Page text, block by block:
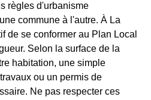
règles d'urbanisme
commune à l'autre. À La
de se conformer au Plan Local
Selon la surface de la
habitation, une simple
ou un permis de
Ne pas respecter ces